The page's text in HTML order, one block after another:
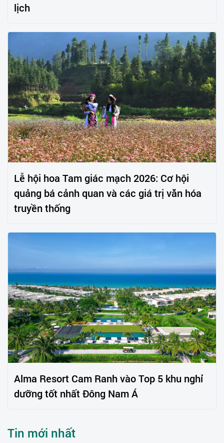
lịch
Lễ hội hoa Tam giác mạch 2026: Cơ hội
quảng bá cảnh quan và các giá trị văn hóa
truyền thống
Alma Resort Cam Ranh vào Top 5 khu nghỉ
dưỡng tốt nhất Đông Nam Á
Tin mới nhất